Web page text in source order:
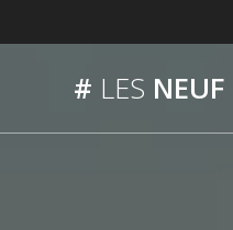
au
# LES NEUF